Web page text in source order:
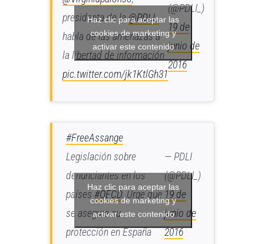
presidenta de la@PDLI_
habla de las amenazas a
la libertad de información
pic.twitter.com/jk1KtlGh31
(@PDLI_)
19 de
junio de
2016
Haz clic para aceptar las
cookies de marketing y
activar este contenido
#FreeAssange
Legislación sobre
denunciantes en los
países #OECD. Urge que
se asegure su
protección en España
— PDLI
(@PDLI_)
19 de
junio de
2016
Haz clic para aceptar las
cookies de marketing y
activar este contenido